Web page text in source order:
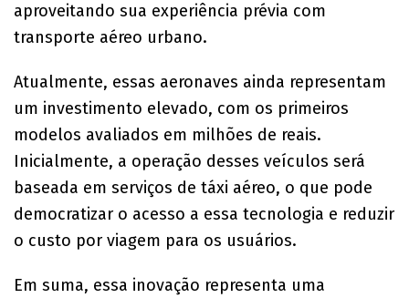
aproveitando sua experiência prévia com
transporte aéreo urbano.
Atualmente, essas aeronaves ainda representam
um investimento elevado, com os primeiros
modelos avaliados em milhões de reais.
Inicialmente, a operação desses veículos será
baseada em serviços de táxi aéreo, o que pode
democratizar o acesso a essa tecnologia e reduzir
o custo por viagem para os usuários.
Em suma, essa inovação representa uma